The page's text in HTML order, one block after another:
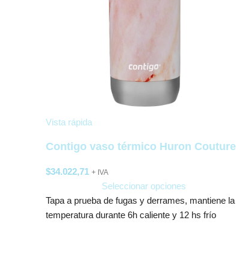
Vista rápida
Contigo vaso térmico Huron Couture
$34.022,71 + IVA
Seleccionar opciones
Tapa a prueba de fugas y derrames, mantiene la
temperatura durante 6h caliente y 12 hs frío